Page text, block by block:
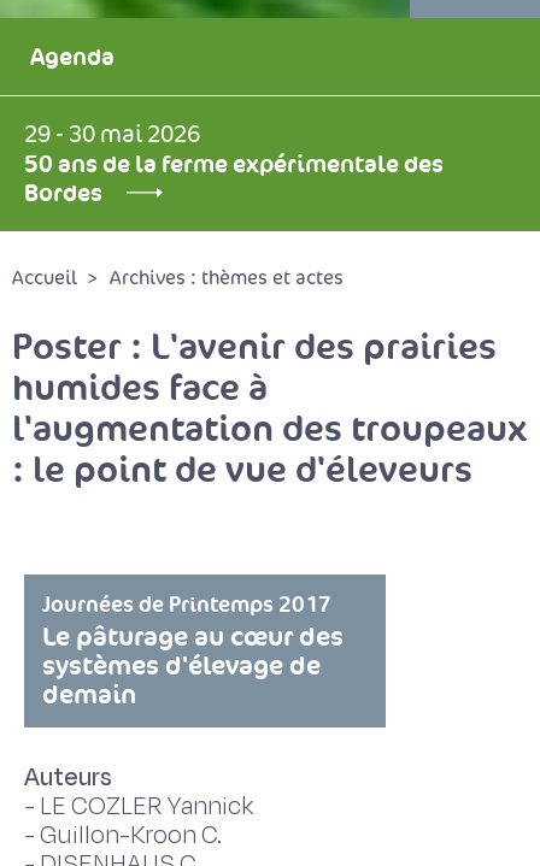
Agenda
29 - 30 mai 2026
50 ans de la ferme expérimentale des
Bordes
Accueil Archives : thèmes et actes
Poster : L'avenir des prairies
humides face à
l'augmentation des troupeaux
: le point de vue d'éleveurs
Journées de Printemps 2017
Le pâturage au cœur des
systèmes d'élevage de
demain
Auteurs
- LE COZLER Yannick
-Guillon-Kroon C.